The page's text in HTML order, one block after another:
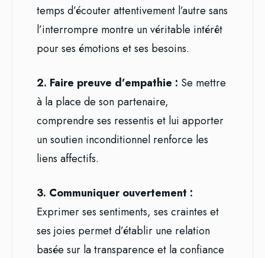
temps d’écouter attentivement l’autre sans
l’interrompre montre un véritable intérêt
pour ses émotions et ses besoins.
2. Faire preuve d’empathie : Se mettre
à la place de son partenaire,
comprendre ses ressentis et lui apporter
un soutien inconditionnel renforce les
liens affectifs.
3. Communiquer ouvertement :
Exprimer ses sentiments, ses craintes et
ses joies permet d’établir une relation
basée sur la transparence et la confiance